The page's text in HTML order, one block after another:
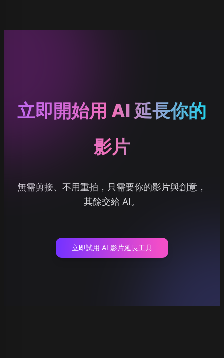
立即開始用 AI 延長你的
影片
無需剪接、不用重拍，只需要你的影片與創意，
其餘交給 AI。
立即試用 AI 影片延長工具